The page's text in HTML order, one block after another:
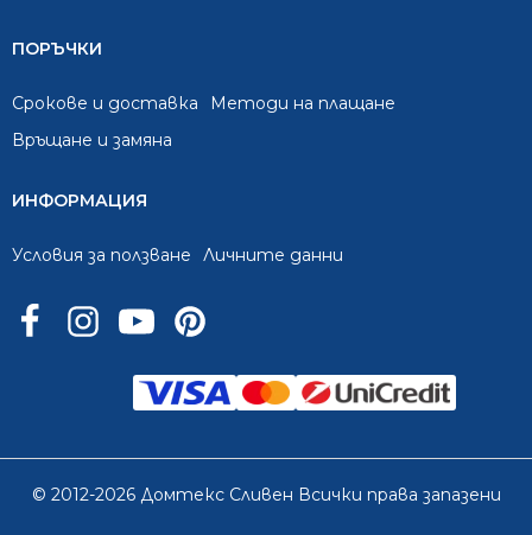
ПОРЪЧКИ
Срокове и доставка
Методи на плащане
Връщане и замяна
ИНФОРМАЦИЯ
Условия за ползване Личните данни
© 2012-2026 Домтекс Сливен Всички права запазени